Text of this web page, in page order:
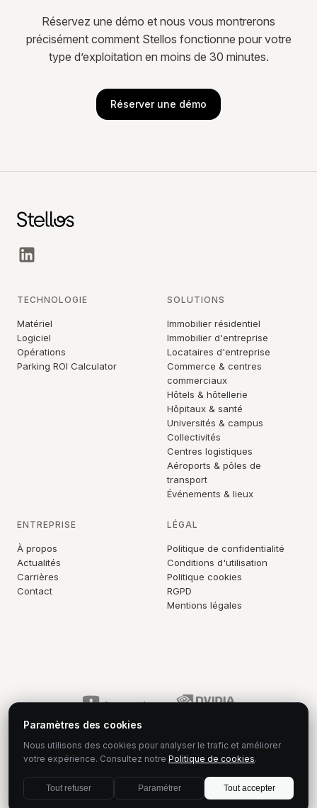
Réservez une démo et nous vous montrerons
précisément comment Stellos fonctionne pour votre
type d’exploitation en moins de 30 minutes.
Réserver une démo
TECHNOLOGIE
Matériel
Logiciel
Opérations
Parking ROI Calculator
SOLUTIONS
Immobilier résidentiel
Immobilier d'entreprise
Locataires d'entreprise
Commerce & centres
commerciaux
Hôtels & hôtellerie
Hôpitaux & santé
Universités & campus
Collectivités
Centres logistiques
Aéroports & pôles de
transport
Événements & lieux
ENTREPRISE
À propos
Actualités
Carrières
Contact
LÉGAL
Politique de confidentialité
Conditions d'utilisation
Politique cookies
RGPD
Mentions légales
© 2026 Stellos. Tous droits réservés.
contact@stellos.com
Paramètres des cookies
Nous utilisons des cookies pour analyser le trafic et améliorer
votre expérience. Consultez notre Politique de cookies.
Tout refuser Paramétrer Tout accepter